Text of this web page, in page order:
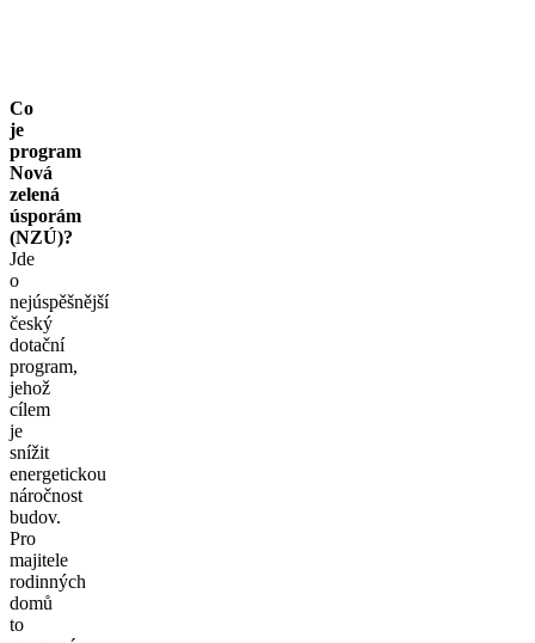
Co
je
program
Nová
zelená
úsporám
(NZÚ)?
Jde
o
nejúspěšnější
český
dotační
program,
jehož
cílem
je
snížit
energetickou
náročnost
budov.
Pro
majitele
rodinných
domů
to